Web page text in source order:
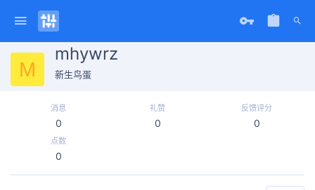
M
mhywrz
新生鸟蛋
消息
0
礼赞
0
反馈评分
0
点数
0